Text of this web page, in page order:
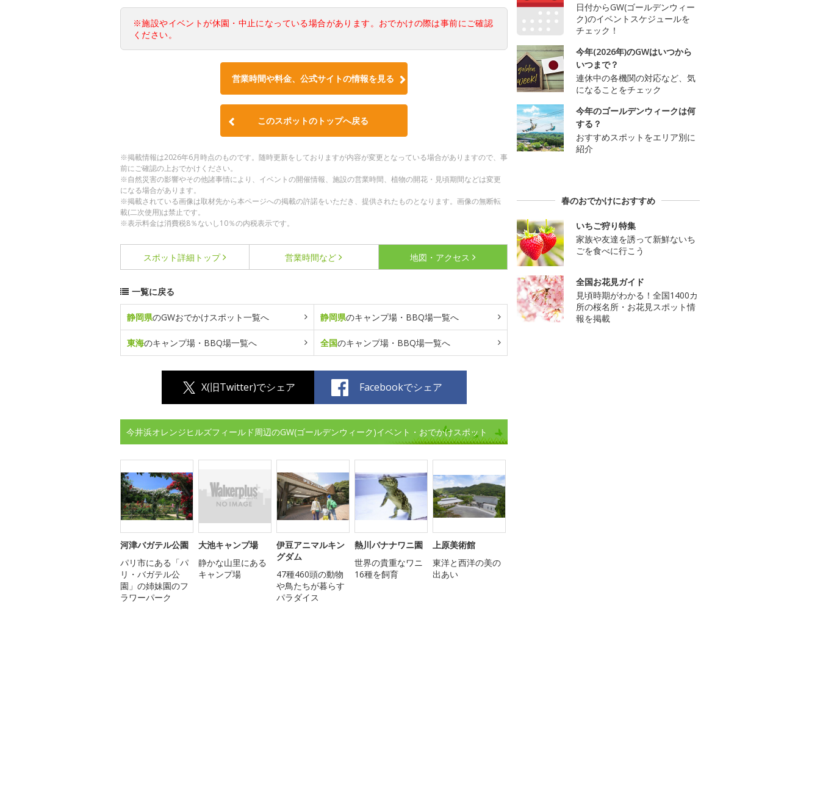
※施設やイベントが休園・中止になっている場合があります。おでかけの際は事前にご確認
ください。
営業時間や料金、公式サイトの情報を見る
このスポットのトップへ戻る
※掲載情報は2026年6月時点のものです。随時更新をしておりますが内容が変更となっている場合がありますので、事
前にご確認の上おでかけください。
※自然災害の影響やその他諸事情により、イベントの開催情報、施設の営業時間、植物の開花・見頃期間などは変更
になる場合があります。
※掲載されている画像は取材先から本ページへの掲載の許諾をいただき、提供されたものとなります。画像の無断転
載(二次使用)は禁止です。
※表示料金は消費税8％ないし10％の内税表示です。
スポット詳細 トップ 営業時間など 地図・アクセス
一覧に戻る
静岡県のGWおでかけスポット一覧へ 静岡県のキャンプ場・BBQ場一覧へ
東海のキャンプ場・BBQ場一覧へ 全国のキャンプ場・BBQ場一覧へ
X(旧Twitter)でシェア Facebookでシェア
今井浜オレンジヒルズフィールド周辺のGW(ゴールデンウィーク)イベント・おでかけスポット
河津バガテル公園
パリ市にある「パ
リ・バガテル公
園」の姉妹園のフ
ラワーパーク
大池キャンプ場
静かな山里にある
キャンプ場
伊豆アニマルキン
グダム
47種460頭の動物
や鳥たちが暮らす
パラダイス
熱川バナナワニ園
世界の貴重なワニ
16種を飼育
上原美術館
東洋と西洋の美の
出あい
日付からGW(ゴールデンウィー
ク)のイベントスケジュールを
チェック！
今年(2026年)のGWはいつから
いつまで？
連休中の各機関の対応など、気
になることをチェック
今年のゴールデンウィークは何
する？
おすすめスポットをエリア別に
紹介
春のおでかけにおすすめ
いちご狩り特集
家族や友達を誘って新鮮ないち
ごを食べに行こう
全国お花見ガイド
見頃時期がわかる！全国1400カ
所の桜名所・お花見スポット情
報を掲載